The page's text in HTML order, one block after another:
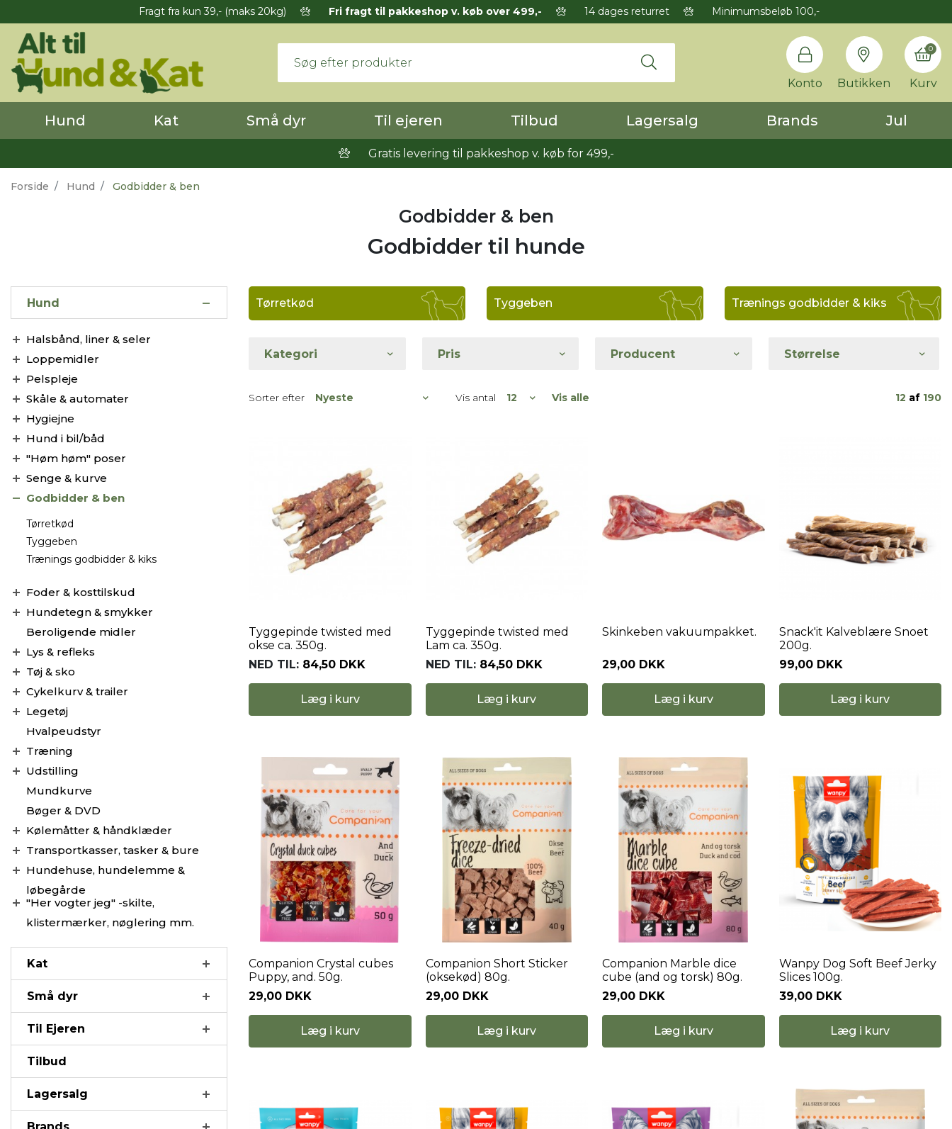
Fragt fra kun 39,- (maks 20kg) Fri fragt til pakkeshop v. køb over 499,- 14 dages returret Minimumsbeløb 100,-
Konto Butikken Kurv
0
Hund Kat Små dyr Til ejeren Tilbud Lagersalg Brands Jul
Gratis levering til pakkeshop v. køb for 499,-
Forside Hund Godbidder & ben
Godbidder & ben
Godbidder til hunde
Hund
Halsbånd, liner & seler
Loppemidler
Pelspleje
Skåle & automater
Hygiejne
Hund i bil/båd
"Høm høm" poser
Senge & kurve
Godbidder & ben
Tørretkød
Tyggeben
Trænings godbidder & kiks
Foder & kosttilskud
Hundetegn & smykker
Beroligende midler
Lys & refleks
Tøj & sko
Cykelkurv & trailer
Legetøj
Hvalpeudstyr
Træning
Udstilling
Mundkurve
Bøger & DVD
Kølemåtter & håndklæder
Transportkasser, tasker & bure
Hundehuse, hundelemme &
løbegårde
"Her vogter jeg" -skilte,
klistermærker, nøglering mm.
Kat
Små dyr
Til Ejeren
Tilbud
Lagersalg
Tørretkød Tyggeben Trænings godbidder & kiks
Kategori Pris Producent Størrelse
Sorter efter Vis antal Vis alle 12 af 190
Tyggepinde twisted med
okse ca. 350g.
NED TIL: 84,50 DKK
Læg i kurv
Tyggepinde twisted med
Lam ca. 350g.
NED TIL: 84,50 DKK
Læg i kurv
Skinkeben vakuumpakket.
29,00 DKK
Læg i kurv
Snack'it Kalveblære Snoet
200g.
99,00 DKK
Læg i kurv
Companion Crystal cubes
Puppy, and. 50g.
29,00 DKK
Læg i kurv
Companion Short Sticker
(oksekød) 80g.
29,00 DKK
Læg i kurv
Companion Marble dice
cube (and og torsk) 80g.
29,00 DKK
Læg i kurv
Wanpy Dog Soft Beef Jerky
Slices 100g.
39,00 DKK
Læg i kurv